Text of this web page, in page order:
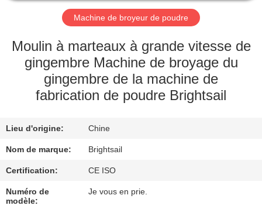
NOUS
VISITE
CONTRÔLE
DE
QUALITÉ
Machine de broyeur de poudre
Moulin à marteaux à grande vitesse de
gingembre Machine de broyage du
gingembre de la machine de
fabrication de poudre Brightsail
Lieu d'origine: Chine
Nom de marque: Brightsail
Certification: CE ISO
Numéro de
modèle:
Je vous en prie.